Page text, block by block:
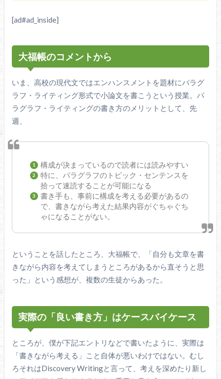
[ad#ad_inside]
大福帳のコメントから
いま、高校の現代文ではエンハンスメントを題材にパラグ
ラフ・ライティング形式で小論文を書こうという授業。パ
ラグラフ・ライティングの書き方のメリットとして、先
週、
構成が決まっているので読者には読みやすい
特に、パラグラフのトピック・センテンスを
拾って速読することが可能になる
書き手も、事前に構成を考える必要があるの
で、書きながら考えた結果内容がぐちゃぐち
ゃになることがない。
ということを話したところ、大福帳で、「自分も文章を書
きながら内容を考えてしまうところがあるから直そうと思
った」という感想が、複数の生徒からあった。
実際の「良い書き方」はケースバイケース
ところが、僕が下記エントリなどで書いたように、実際は
「書きながら考える」こと自体が悪いわけではない。むし
ろそれはDiscovery Writingと言って、考えを深めたり新し